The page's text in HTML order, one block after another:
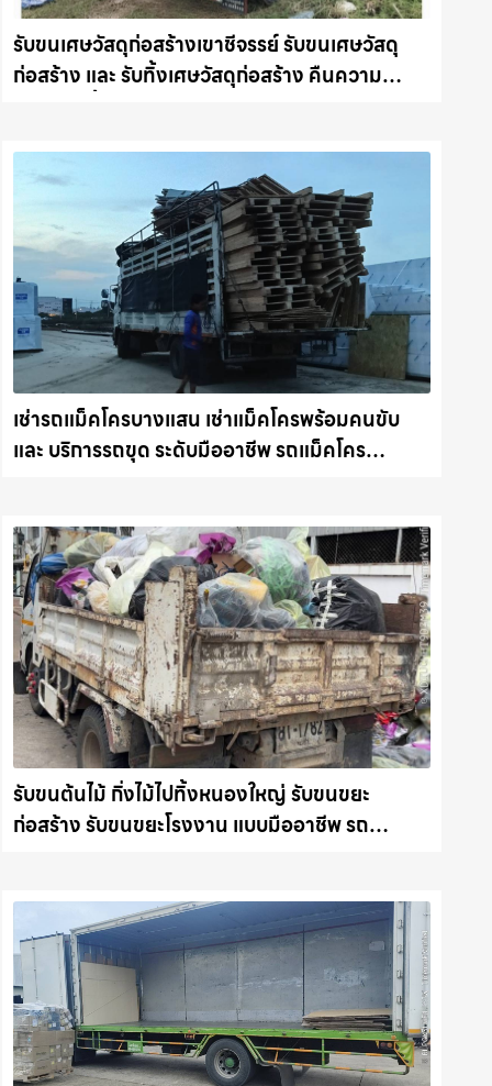
รับขนเศษวัสดุก่อสร้างเขาชีจรรย์ รับขนเศษวัสดุ
ก่อสร้าง และ รับทิ้งเศษวัสดุก่อสร้าง คืนความ
เช่ารถแม็คโครบางแสน เช่าแม็คโครพร้อมคนขับ
และ บริการรถขุด ระดับมืออาชีพ รถแม็คโคร
รับขนต้นไม้ กิ่งไม้ไปทิ้งหนองใหญ่ รับขนขยะ
ก่อสร้าง รับขนขยะโรงงาน แบบมืออาชีพ รถ